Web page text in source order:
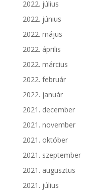
2022. július
2022. június
2022. május
2022. április
2022. március
2022. február
2022. január
2021. december
2021. november
2021. október
2021. szeptember
2021. augusztus
2021. július